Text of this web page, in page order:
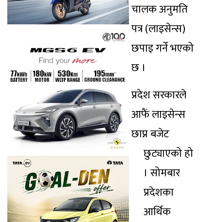
चालक अनुमति
पत्र (लाइसेन्स)
छपाइ गर्ने भएको
छ ।
प्रदेश सरकारले
आफैं लाइसेन्स
छाप्न बजेट
छुट्याएको हो
। सोमबार
प्रदेशका
आर्थिक